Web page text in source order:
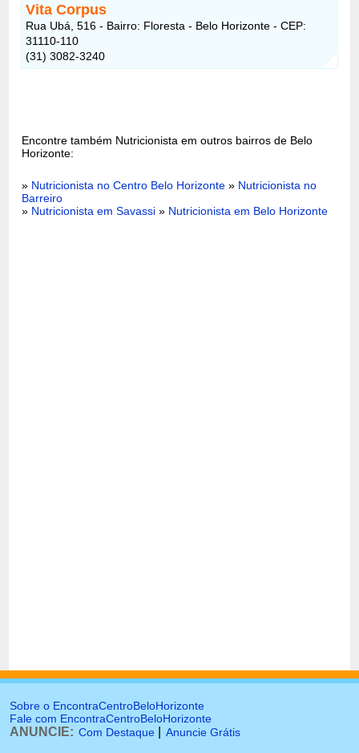
Vita Corpus
Rua Ubá, 516 - Bairro: Floresta - Belo Horizonte - CEP:
31110-110
(31) 3082-3240
Encontre também Nutricionista em outros bairros de Belo
Horizonte:
» Nutricionista no Centro Belo Horizonte » Nutricionista no
Barreiro
» Nutricionista em Savassi » Nutricionista em Belo Horizonte
Sobre o EncontraCentroBeloHorizonte
Fale com EncontraCentroBeloHorizonte
ANUNCIE: Com Destaque Anuncie Grátis